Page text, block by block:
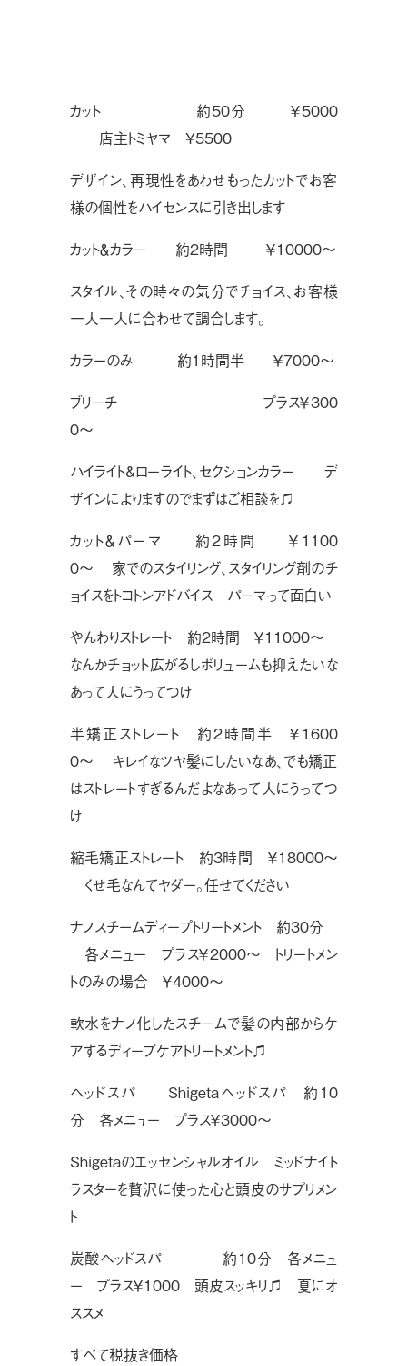
カット  約50分 ￥5000
店主トミヤマ ¥5500
デザイン、再現性をあわせもったカットでお客
様の個性をハイセンスに引き出します
カット＆カラー 約2時間 ￥10000〜
スタイル、その時々の気分でチョイス、お客様
一人一人に合わせて調合します。
カラーのみ 約1時間半 ￥7000〜
ブリーチ プラス￥300
0〜
ハイライト&ローライト、セクションカラー デ
ザインによりますのでまずはご相談を♫
カット＆パーマ 約2時間 ￥1100
0〜 家でのスタイリング、スタイリング剤のチ
ョイスをトコトンアドバイス パーマって面白い
やんわりストレート 約2時間 ￥11000〜
なんかチョット広がるしボリュームも抑えたいな
あって人にうってつけ
半矯正ストレート 約2時間半 ￥1600
0〜 キレイなツヤ髪にしたいなあ、でも矯正
はストレートすぎるんだよなあって人にうってつ
け
縮毛矯正ストレート 約3時間 ￥18000〜
くせ毛なんてヤダー。任せてください
ナノスチームディープトリートメント 約30分
各メニュー プラス￥2000〜 トリートメン
トのみの場合 ￥4000〜
軟水をナノ化したスチームで髪の内部からケ
アするディープケアトリートメント♫
ヘッドスパ
Shigetaヘッドスパ 約10
分 各メニュー プラス￥3000〜
Shigetaのエッセンシャルオイル ミッドナイト
ラスターを贅沢に使った心と頭皮のサプリメン
ト
炭酸ヘッドスパ 約10分 各メニュ
ー プラス￥1000 頭皮スッキリ♫ 夏にオ
ススメ
すべて税抜き価格